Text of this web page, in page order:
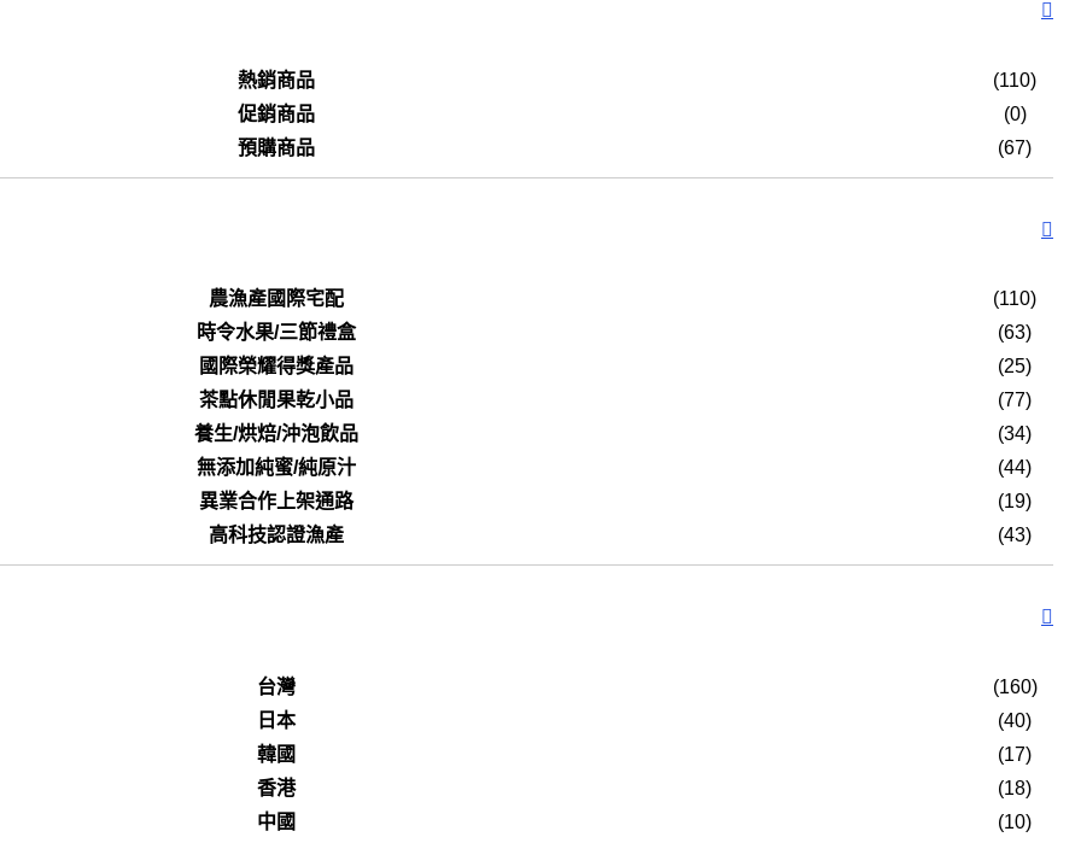
熱銷商品
(110)
促銷商品
(0)
預購商品
(67)
農漁產國際宅配
(110)
時令水果/三節禮盒
(63)
國際榮耀得獎產品
(25)
茶點休閒果乾小品
(77)
養生/烘焙/沖泡飲品
(34)
無添加純蜜/純原汁
(44)
異業合作上架通路
(19)
高科技認證漁產
(43)
台灣
(160)
日本
(40)
韓國
(17)
香港
(18)
中國
(10)